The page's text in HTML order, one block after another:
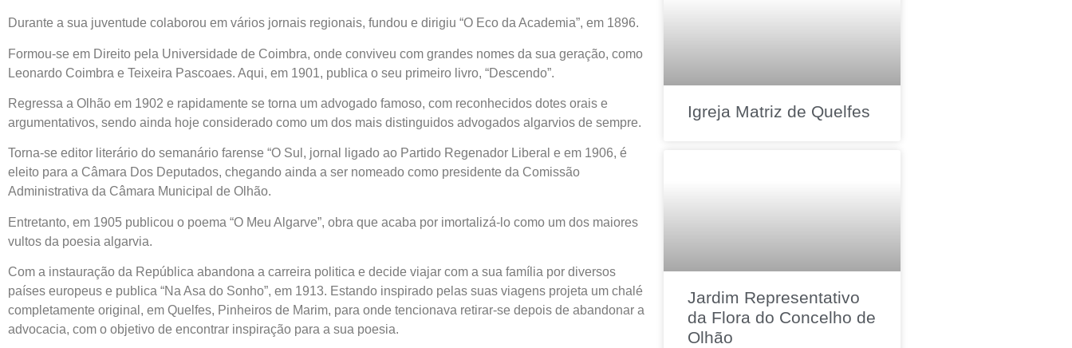
Durante a sua juventude colaborou em vários jornais regionais, fundou e dirigiu “O Eco da Academia”, em 1896.
Formou-se em Direito pela Universidade de Coimbra, onde conviveu com grandes nomes da sua geração, como
Leonardo Coimbra e Teixeira Pascoaes. Aqui, em 1901, publica o seu primeiro livro, “Descendo”.
Regressa a Olhão em 1902 e rapidamente se torna um advogado famoso, com reconhecidos dotes orais e
argumentativos, sendo ainda hoje considerado como um dos mais distinguidos advogados algarvios de sempre.
Torna-se editor literário do semanário farense “O Sul, jornal ligado ao Partido Regenador Liberal e em 1906, é
eleito para a Câmara Dos Deputados, chegando ainda a ser nomeado como presidente da Comissão
Administrativa da Câmara Municipal de Olhão.
Entretanto, em 1905 publicou o poema “O Meu Algarve”, obra que acaba por imortalizá-lo como um dos maiores
vultos da poesia algarvia.
Com a instauração da República abandona a carreira politica e decide viajar com a sua família por diversos
países europeus e publica “Na Asa do Sonho”, em 1913. Estando inspirado pelas suas viagens projeta um chalé
completamente original, em Quelfes, Pinheiros de Marim, para onde tencionava retirar-se depois de abandonar a
advocacia, com o objetivo de encontrar inspiração para a sua poesia.
Igreja Matriz de Quelfes
Jardim Representativo
da Flora do Concelho de
Olhão